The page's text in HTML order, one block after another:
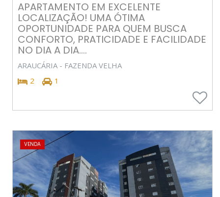
APARTAMENTO EM EXCELENTE
LOCALIZAÇÃO! UMA ÓTIMA
OPORTUNIDADE PARA QUEM BUSCA
CONFORTO, PRATICIDADE E FACILIDADE
NO DIA A DIA....
ARAUCÁRIA - FAZENDA VELHA
2
1
VENDA